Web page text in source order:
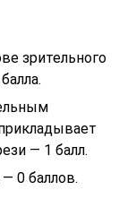
зрительного
— 1 балл.
0 баллов.